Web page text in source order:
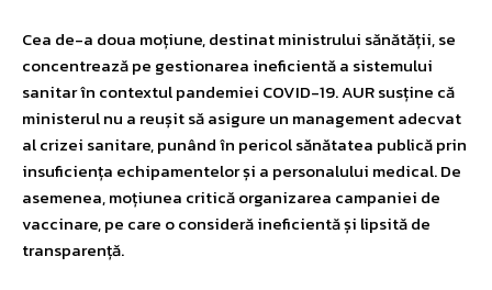
Cea de-a doua moțiune, destinat ministrului sănătății, se
concentrează pe gestionarea ineficientă a sistemului
sanitar în contextul pandemiei COVID-19. AUR susține că
ministerul nu a reușit să asigure un management adecvat
al crizei sanitare, punând în pericol sănătatea publică prin
insuficiența echipamentelor și a personalului medical. De
asemenea, moțiunea critică organizarea campaniei de
vaccinare, pe care o consideră ineficientă și lipsită de
transparență.